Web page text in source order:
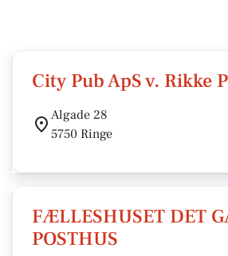
City Pub ApS v. Rikke
Algade 28
5750 Ringe
FÆLLESHUSET DET
POSTHUS